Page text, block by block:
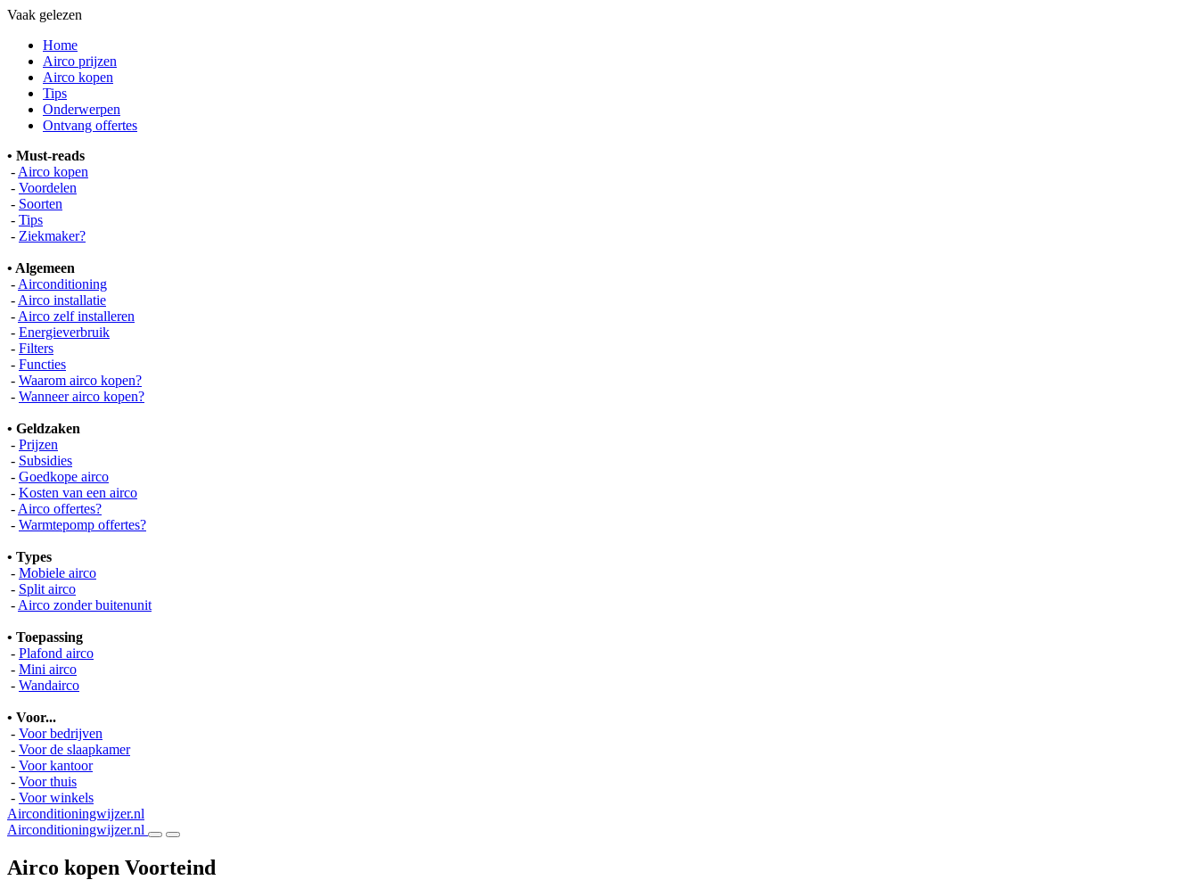
Vaak gelezen
Home
Airco prijzen
Airco kopen
Tips
Onderwerpen
Ontvang offertes
• Must-reads
- Airco kopen
- Voordelen
- Soorten
- Tips
- Ziekmaker?
• Algemeen
- Airconditioning
- Airco installatie
- Airco zelf installeren
- Energieverbruik
- Filters
- Functies
- Waarom airco kopen?
- Wanneer airco kopen?
• Geldzaken
- Prijzen
- Subsidies
- Goedkope airco
- Kosten van een airco
- Airco offertes?
- Warmtepomp offertes?
• Types
- Mobiele airco
- Split airco
- Airco zonder buitenunit
• Toepassing
- Plafond airco
- Mini airco
- Wandairco
• Voor...
- Voor bedrijven
- Voor de slaapkamer
- Voor kantoor
- Voor thuis
- Voor winkels
Airconditioningwijzer.nl
Airconditioningwijzer.nl
Airco kopen Voorteind